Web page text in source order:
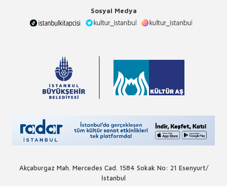
Sosyal Medya
Akçaburgaz Mah. Mercedes Cad. 1584 Sokak No: 21 Esenyurt/
İstanbul